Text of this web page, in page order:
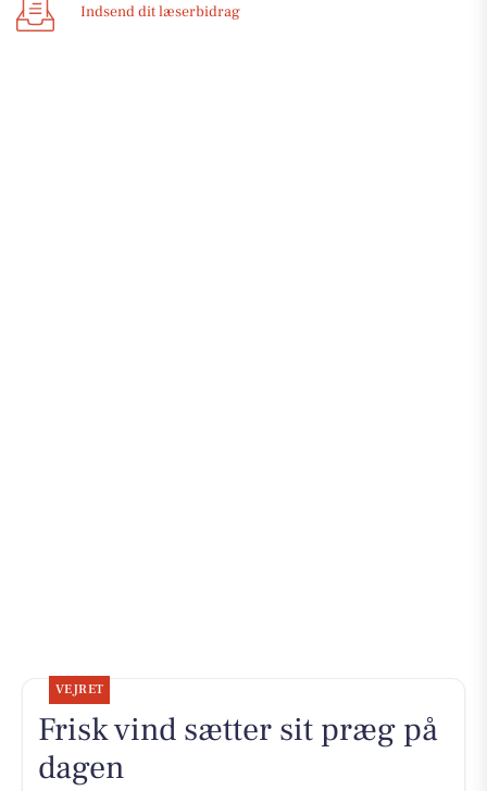
Indsend dit læserbidrag
VEJRET
Frisk vind sætter sit præg på
dagen